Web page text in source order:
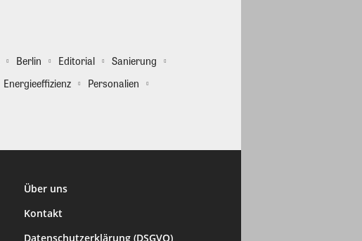
Berlin Editorial
Sanierung
Energieeffizienz
Personalien
Über uns
Kontakt
Datenschutzerklärung (DSGVO)